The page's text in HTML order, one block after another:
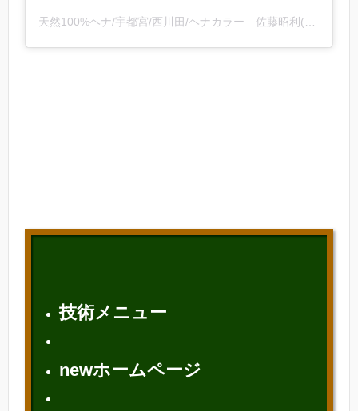
天然100%ヘナ/宇都宮/西川田/ヘナカラー 佐藤昭利(@2525suma.hena)がシェアした投稿
技術メニュー
newホームページ